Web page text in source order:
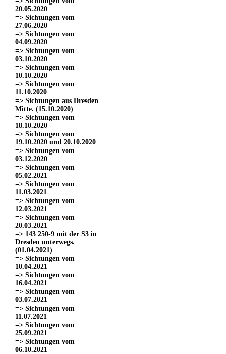
20.05.2020
=> Sichtungen vom
27.06.2020
=> Sichtungen vom
04.09.2020
=> Sichtungen vom
03.10.2020
=> Sichtungen vom
10.10.2020
=> Sichtungen vom
11.10.2020
=> Sichtungen aus Dresden
Mitte. (15.10.2020)
=> Sichtungen vom
18.10.2020
=> Sichtungen vom
19.10.2020 und 20.10.2020
=> Sichtungen vom
03.12.2020
=> Sichtungen vom
05.02.2021
=> Sichtungen vom
11.03.2021
=> Sichtungen vom
12.03.2021
=> Sichtungen vom
20.03.2021
=> 143 250-9 mit der S3 in
Dresden unterwegs.
(01.04.2021)
=> Sichtungen vom
10.04.2021
=> Sichtungen vom
16.04.2021
=> Sichtungen vom
03.07.2021
=> Sichtungen vom
11.07.2021
=> Sichtungen vom
25.09.2021
=> Sichtungen vom
06.10.2021